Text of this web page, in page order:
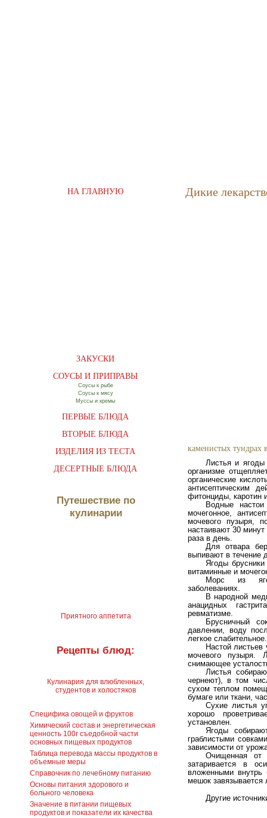
Дикие
каменистых тундрах
Листья и ягоды
организме
органические
антисептическим
фитонциды, каротин
Водные
мочегонное,
мочевого пузыря,
настаивают 30
раза в день.
Для отвара
выпивают в течение
Ягоды
витаминные и
Морс из
заболеваниях.
В народной
анацидных
ревматизме.
Брусничный
давлении, воду
легкое слабительное.
Настой листьев
мочевого пузыря.
снимающее
Листья
чернеют), в том
сухом теплом
бумаге или ткани,
Сухие листья
хорошо
установлен.
Ягоды
граблистыми
зависимости от
Очищенная от
затаривается в
вложенными внутрь
мешок
Другие
НА ГЛАВНУЮ
ЗАКУСКИ
СОУСЫ И ПРИПРАВЫ
Соусы к рыбе
Соусы к мясу
Муссы и кремы
ПЕРВЫЕ БЛЮДА
ВТОРЫЕ БЛЮДА
ИЗДЕЛИЯ ИЗ ТЕСТА
ДЕСЕРТНЫЕ БЛЮДА
Путешествие по
кулинарии
Приятного аппетита
Рецепты блюд:
Кулинария для влюбленных,
студентов и холостяков
Специфика овощей и фруктов
Химический состав и энергетическая
ценность 100г съедобной части
основных пищевых продуктов
Таблица перевода массы продуктов в
объемные меры
Справочник по лечебному питанию
Основы питания здорового и
больного человека
Значение в питании пищевых
продуктов и показатели их качества